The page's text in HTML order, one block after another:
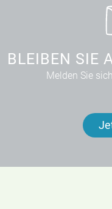
BLEIBEN SIE
Melden Sie